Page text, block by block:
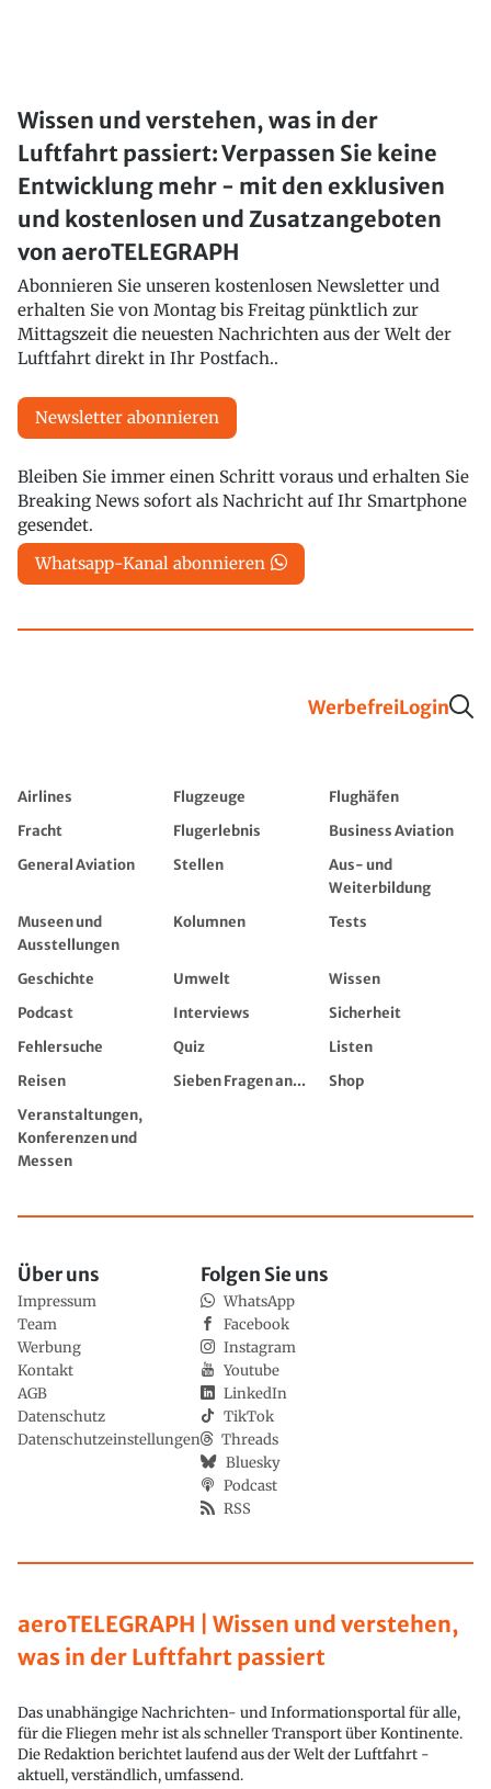
Wissen und verstehen, was in der
Luftfahrt passiert: Verpassen Sie keine
Entwicklung mehr - mit den exklusiven
und kostenlosen und Zusatzangeboten
von aeroTELEGRAPH
Abonnieren Sie unseren kostenlosen Newsletter und
erhalten Sie von Montag bis Freitag pünktlich zur
Mittagszeit die neuesten Nachrichten aus der Welt der
Luftfahrt direkt in Ihr Postfach..
Newsletter abonnieren
Bleiben Sie immer einen Schritt voraus und erhalten Sie
Breaking News sofort als Nachricht auf Ihr Smartphone
gesendet.
Whatsapp-Kanal abonnieren
WerbefreiLogin
Airlines Flugzeuge
Flughäfen
Fracht
Flugerlebnis
Business Aviation
General Aviation
Stellen
Aus- und
Weiterbildung
Museen und
Ausstellungen
Kolumnen Tests
Geschichte Umwelt
Wissen
Podcast
Interviews
Sicherheit
Fehlersuche
Quiz
Listen
Reisen
Sieben Fragen an...
Shop
Veranstaltungen,
Konferenzen und
Messen
aeroTELEGRAPH | Wissen und verstehen,
was in der Luftfahrt passiert
Das unabhängige Nachrichten- und Informationsportal für alle,
für die Fliegen mehr ist als schneller Transport über Kontinente.
Die Redaktion berichtet laufend aus der Welt der Luftfahrt -
aktuell, verständlich, umfassend.
Über uns
Impressum
Team
Werbung
Kontakt
AGB
Datenschutz
Datenschutzeinstellungen
Folgen Sie uns
WhatsApp
Facebook
Instagram
Youtube
LinkedIn
TikTok
Threads
Bluesky
Podcast
RSS